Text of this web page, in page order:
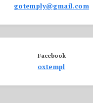
gotemply@gmail.com
Facebook
oxtempl